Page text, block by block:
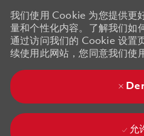
我们使用 Cookie 为您提供更
量和个性化内容。了解我们如
通过访问我们的 Cookie 设置
续使用此网站，您同意我们使
允